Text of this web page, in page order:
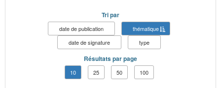
Tri par
date de publication
thématique
date de signature
type
Résultats par page
10 25 50 100